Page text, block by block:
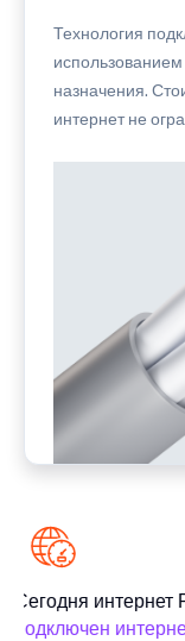
Технология
назначения.
интернет не
Сегодня интернет
подключен